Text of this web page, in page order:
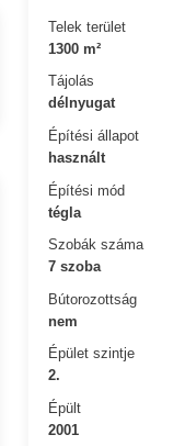
Telek terület
1300 m²
Tájolás
délnyugat
Építési állapot
használt
Építési mód
tégla
Szobák száma
7 szoba
Bútorozottság
nem
Épület szintje
2.
Épült
2001